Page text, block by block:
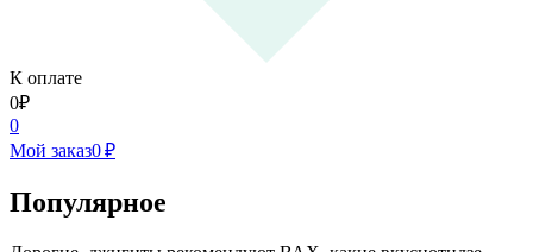
К оплате
0₽
0
Мой заказ0 ₽
Популярное